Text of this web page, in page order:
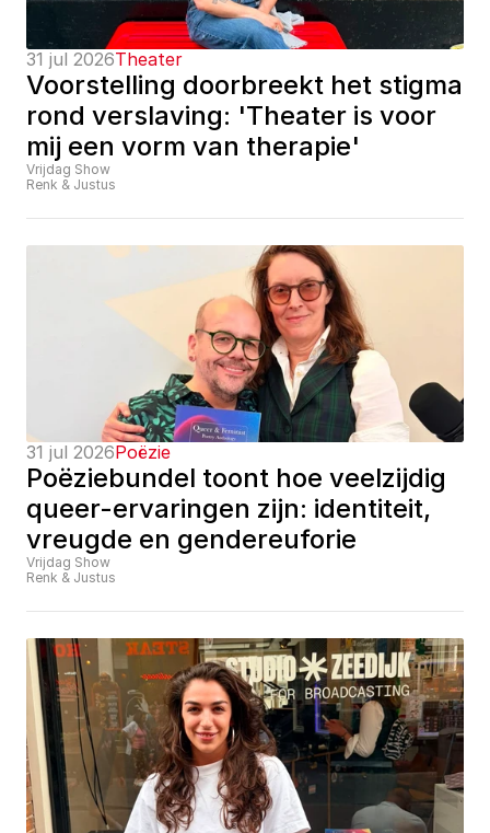
31 jul 2026Theater
Voorstelling doorbreekt het stigma
rond verslaving: 'Theater is voor
mij een vorm van therapie'
Vrijdag Show
Renk & Justus
31 jul 2026Poëzie
Poëziebundel toont hoe veelzijdig
queer-ervaringen zijn: identiteit,
vreugde en gendereuforie
Vrijdag Show
Renk & Justus